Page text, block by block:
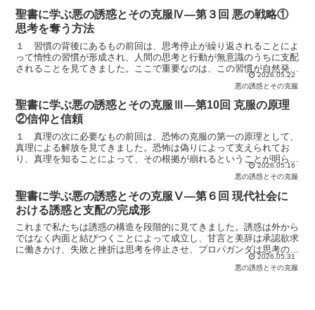
聖書に学ぶ悪の誘惑とその克服Ⅳ―第３回 悪の戦略①
思考を奪う方法
１ 習慣の背後にあるもの前回は、思考停止が繰り返されることによ
って惰性の習慣が形成され、人間の思考と行動が無意識のうちに支配
されることを見てきました。ここで重要なのは、この習慣が自然発生
的に形成されるのではないという点です。そこには、人間か...2026.05.22
悪の誘惑とその克服
聖書に学ぶ悪の誘惑とその克服Ⅲ―第10回 克服の原理
②信仰と信頼
１ 真理の次に必要なもの前回は、恐怖の克服の第一の原理として、
真理による解放を見てきました。恐怖は偽りによって支えられてお
り、真理を知ることによって、その根拠が崩れるということが明らか
になりました。しかし、ここで一つの重要な問題が残ります。...
2026.05.16
悪の誘惑とその克服
聖書に学ぶ悪の誘惑とその克服Ⅴ―第６回 現代社会に
おける誘惑と支配の完成形
これまで私たちは誘惑の構造を段階的に見てきました。誘惑は外から
ではなく内面と結びつくことによって成立し、甘言と美辞は承認欲求
に働きかけ、失敗と挫折は思考を停止させ、プロパガンダは思考の枠
組みそのものを形成し、そして最終的には惰性という形で主...2026.05.31
悪の誘惑とその克服